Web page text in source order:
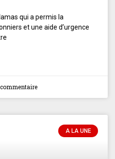
qui a permis la
et une aide d’urgence
A LA UNE